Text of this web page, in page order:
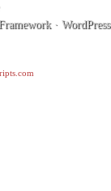
· WordPress